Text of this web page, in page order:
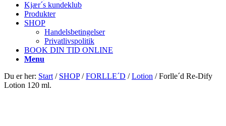
Kjær´s kundeklub
Produkter
SHOP
Handelsbetingelser
Privatlivspolitik
BOOK DIN TID ONLINE
Menu
Du er her: Start / SHOP / FORLLE´D / Lotion / Forlle´d Re-Dify
Lotion 120 ml.